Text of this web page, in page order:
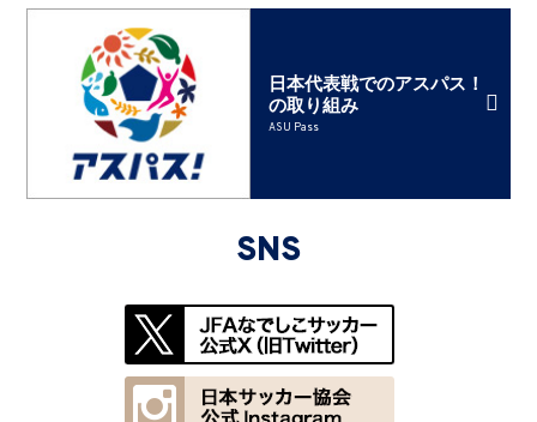
日本代表戦でのアスパス！
の取り組み
ASU Pass
SNS